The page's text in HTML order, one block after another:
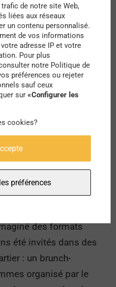
puissent enrichir
urbain.
de chacune et de
tabou, pour chaque
prend le temps. On va
monte les escaliers
le plus de mal à
chez elles et eux …
avec les plus jeunes,
leur vie d’enfants dans
les copains,
des formats
été invités dans des
: un brunch-
organisé par le
de notre site Web,
liées aux réseaux
un contenu personnalisé.
de vos informations
adresse IP et votre
Pour plus
notre Politique de
préférences ou rejeter
sauf ceux
sur«Configurer les
cookies?
préférences